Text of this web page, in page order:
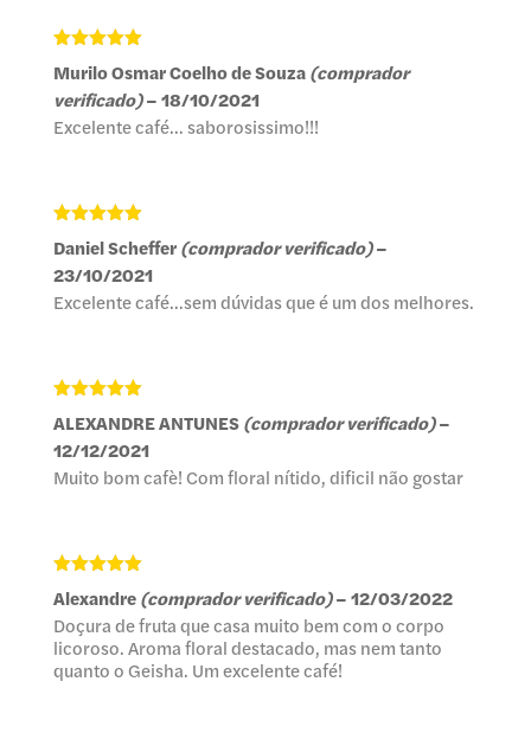
de 5
Murilo Osmar Coelho de Souza(comprador
verificado) –18/10/2021
Excelente café… saborosissimo!!!
de 5
Daniel Scheffer(comprador verificado) –
23/10/2021
Excelente café…sem dúvidas que é um dos melhores.
de 5
ALEXANDRE ANTUNES(comprador verificado) –
12/12/2021
Muito bom cafè! Com floral nítido, dificil não gostar
de 5
Alexandre(comprador verificado) –12/03/2022
Doçura de fruta que casa muito bem com o corpo
licoroso. Aroma floral destacado, mas nem tanto
quanto o Geisha. Um excelente café!